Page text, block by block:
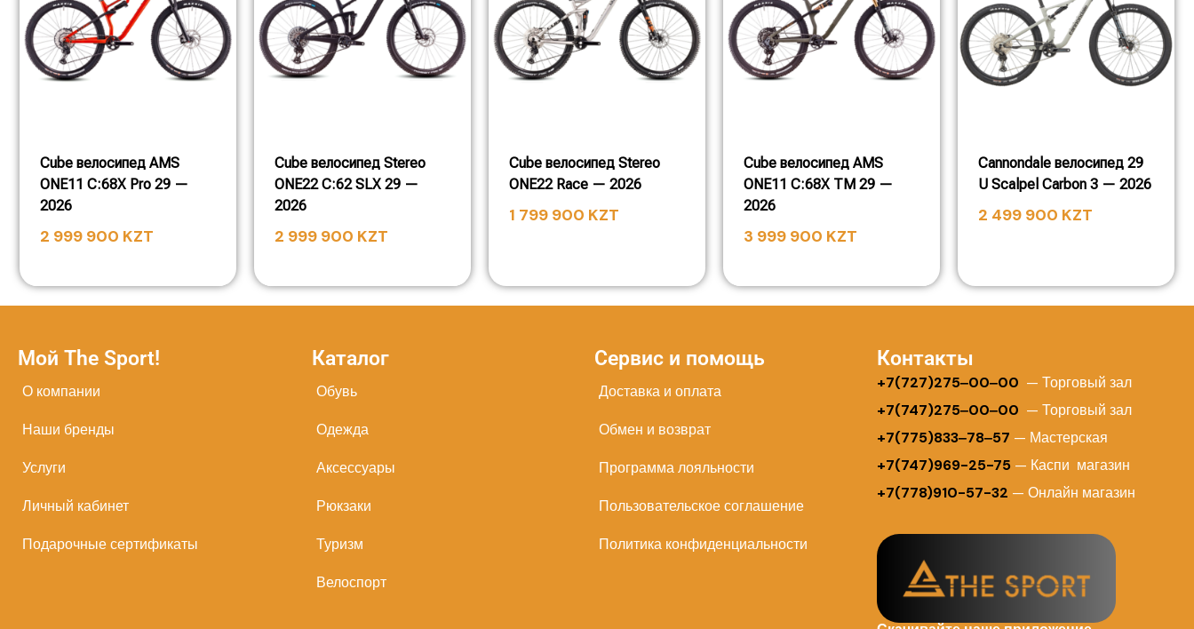
Cube велосипед AMS
ONE11 C:68X Pro 29 —
2026
2 999 900 KZT
Cube велосипед Stereo
ONE22 C:62 SLX 29 —
2026
2 999 900 KZT
Cube велосипед Stereo
ONE22 Race — 2026
1 799 900 KZT
Cube велосипед AMS
ONE11 C:68X TM 29 —
2026
3 999 900 KZT
Cannondale велосипед 29
U Scalpel Carbon 3 — 2026
2 499 900 KZT
Мой The Sport!
О компании
Наши бренды
Услуги
Личный кабинет
Подарочные сертификаты
Каталог
Обувь
Одежда
Аксессуары
Рюкзаки
Туризм
Велоспорт
Сервис и помощь
Доставка и оплата
Обмен и возврат
Программа лояльности
Пользовательское соглашение
Политика конфиденциальности
Контакты
+7(727)275‒00‒00 — Торговый зал
+7(747)275‒00‒00 — Торговый зал
+7(775)833‒78‒57 — Мастерская
+7(747)969-25-75— Каспи магазин
+7(778)910-57-32 — Онлайн магазин